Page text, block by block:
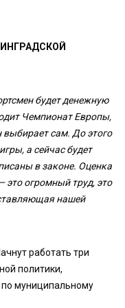
будет денежную
Чемпионат Европы,
сам. До этого
а сейчас будет
в законе. Оценка
это огромный труд, это
нашей
работать три
политики,
муниципальному